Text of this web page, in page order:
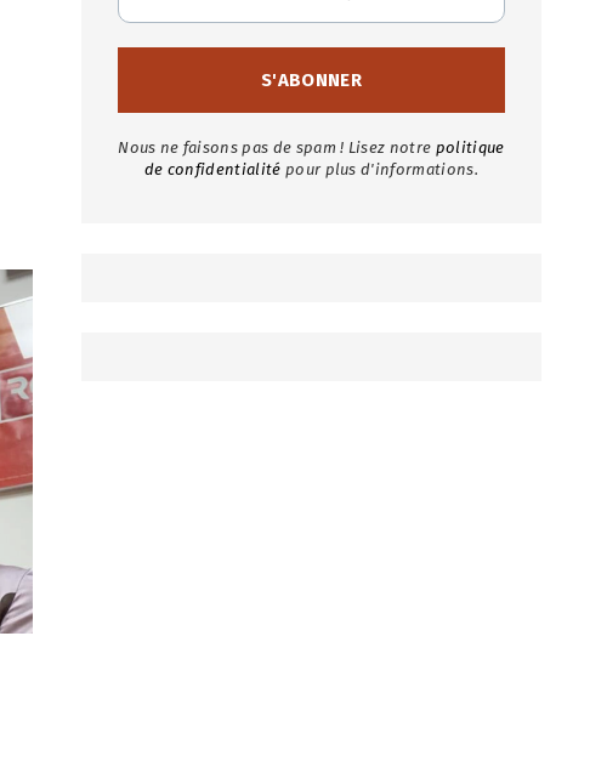
Nous ne faisons pas de spam ! Lisez notre politique
de confidentialité pour plus d'informations.